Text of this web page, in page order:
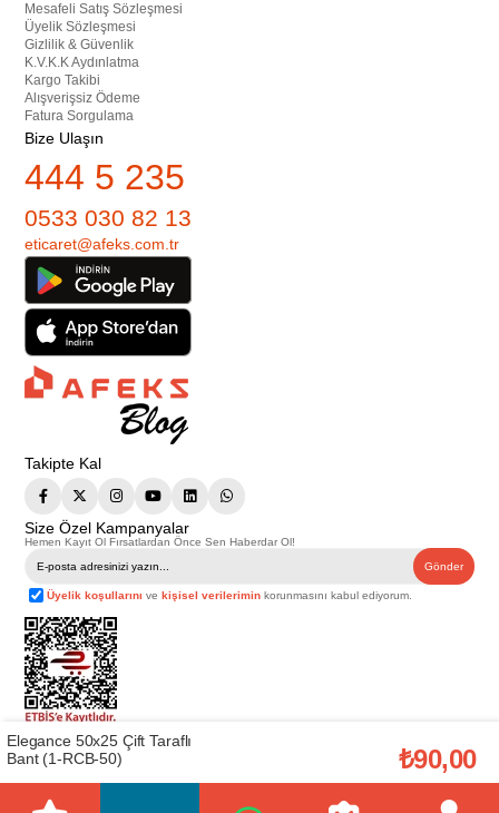
Mesafeli Satış Sözleşmesi
Üyelik Sözleşmesi
Gizlilik & Güvenlik
K.V.K.K Aydınlatma
Kargo Takibi
Alışverişsiz Ödeme
Fatura Sorgulama
Bize Ulaşın
444 5 235
0533 030 82 13
eticaret@afeks.com.tr
Takipte Kal
Size Özel Kampanyalar
Hemen Kayıt Ol Fırsatlardan Önce Sen Haberdar Ol!
Gönder
Üyelik koşullarını vekişisel verilerimin korunmasını kabul ediyorum.
Telif Hakkı © 2026Afeks Yapı Market
. Tüm hakları saklıdır.
Bu web sitesindeki tüm ürünler ticari amaçlıdır. Web sitemizde yer alan
görsel ve yazılı içerikler firmamıza ait olup, firmamızın yazılı izni alınmadan
başka yerlerde kullanılamaz. İçeriklerin izin alınmadan kopyalanması ve
Elegance 50x25 Çift Taraflı
Bant (1-RCB-50)
₺90,00